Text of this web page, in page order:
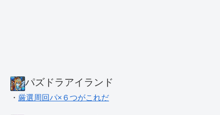
パズドラアイランド
・ 厳選周回パ×６つがこれだ